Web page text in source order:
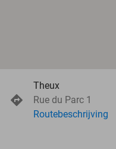
Theux
Rue du Parc 1
Routebeschrijving